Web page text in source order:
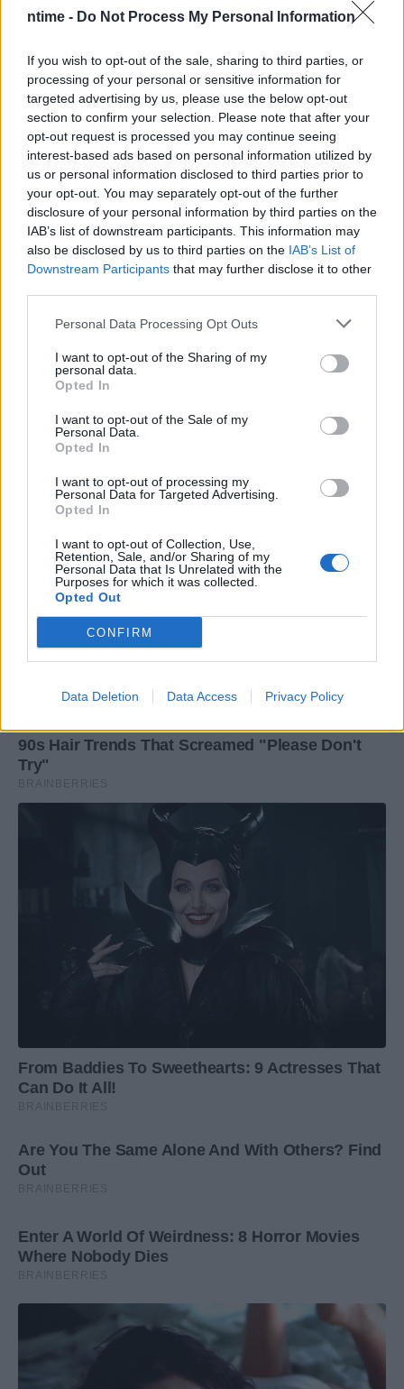
ntime - Do Not Process My Personal Information
If you wish to opt-out of the sale, sharing to third parties, or
processing of your personal or sensitive information for
targeted advertising by us, please use the below opt-out
section to confirm your selection. Please note that after your
opt-out request is processed you may continue seeing
interest-based ads based on personal information utilized by
us or personal information disclosed to third parties prior to
your opt-out. You may separately opt-out of the further
disclosure of your personal information by third parties on the
IAB’s list of downstream participants. This information may
also be disclosed by us to third parties on the IAB’s List of
Downstream Participants that may further disclose it to other
Personal Data Processing Opt Outs
I want to opt-out of the Sharing of my
personal data.
Opted In
I want to opt-out of the Sale of my
Personal Data.
Opted In
I want to opt-out of processing my
Personal Data for Targeted Advertising.
Opted In
I want to opt-out of Collection, Use,
Retention, Sale, and/or Sharing of my
Personal Data that Is Unrelated with the
Purposes for which it was collected.
Opted Out
CONFIRM
Data Deletion Data Access Privacy Policy